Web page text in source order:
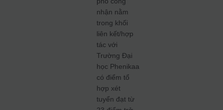
nhận nằm
trong khối
liên kết/hợp
tác với
Trường Đại
học Phenikaa
có điểm tổ
hợp xét
tuyển đạt từ